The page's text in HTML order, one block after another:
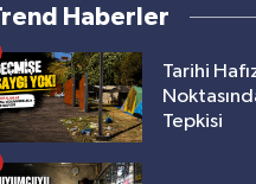
Haberler
Tarihi
Tepkisi